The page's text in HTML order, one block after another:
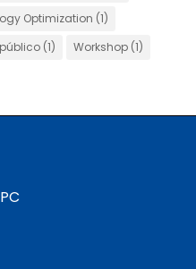
Optimization (1)
(1) Workshop(1)